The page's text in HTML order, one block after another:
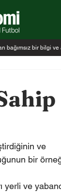
bir bilgi
ve
bir
yerli ve